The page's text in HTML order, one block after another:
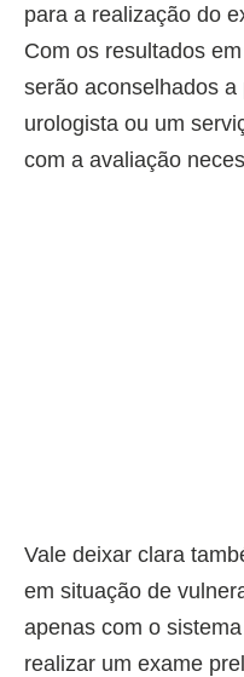
para a realização do
Com os resultados
serão aconselhados
urologista ou um
com a avaliação
Vale deixar clara
em situação de
apenas com o
realizar um exame